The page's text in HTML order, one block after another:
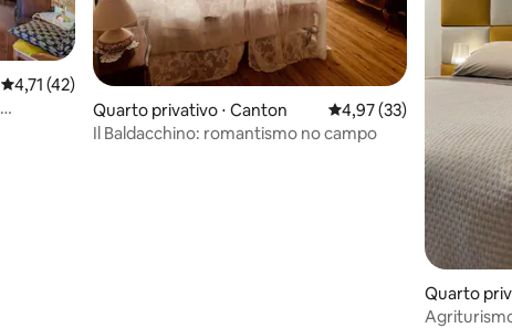
4,71 de uma avaliação média de 5, 42 avaliações
4,71 (42)
Quarto privativo ⋅ Canton 4,97 de uma avaliação
4,97 (33)
Il Baldacchino: romantismo no campo
Quarto
Agriturismo Terre Agricolae -